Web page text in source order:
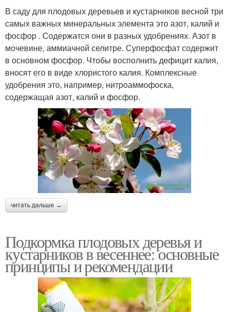
В саду для плодовых деревьев и кустарников весной три
самых важных минеральных элемента это азот, калий и
фосфор . Содержатся они в разных удобрениях. Азот в
мочевине, аммиачной селитре. Суперфосфат содержит
в основном фосфор. Чтобы восполнить дефицит калия,
вносят его в виде хлористого калия. Комплексные
удобрения это, например, нитроаммофоска,
содержащая азот, калий и фосфор.
читать дальше →
Подкормка плодовых деревья и
кустарников в весеннее: основные
принципы и рекомендации